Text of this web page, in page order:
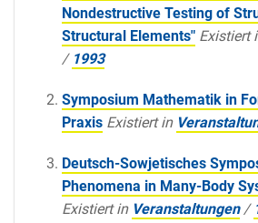
Nondestructive Testing of
Structural Elements" Existiert
/ 1993
Symposium Mathematik in
Praxis Existiert in
Deutsch-Sowjetisches
Phenomena in Many-Body
Existiert in Veranstaltungen /